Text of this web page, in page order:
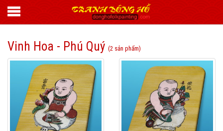
Vinh Hoa - Phú Quý (2 sản phẩm)